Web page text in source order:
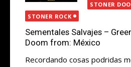
STONER
STONER ROCK
Sementales Salvajes –
Doom from: México
Recordando cosas podridas